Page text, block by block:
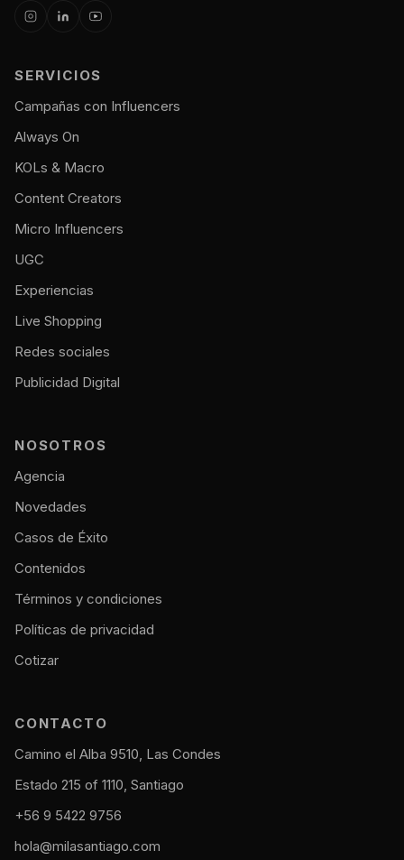
SERVICIOS
Campañas con Influencers
Always On
KOLs & Macro
Content Creators
Micro Influencers
UGC
Experiencias
Live Shopping
Redes sociales
Publicidad Digital
NOSOTROS
Agencia
Novedades
Casos de Éxito
Contenidos
Términos y condiciones
Políticas de privacidad
Cotizar
CONTACTO
Camino el Alba 9510, Las Condes
Estado 215 of 1110, Santiago
+56 9 5422 9756
hola@milasantiago.com